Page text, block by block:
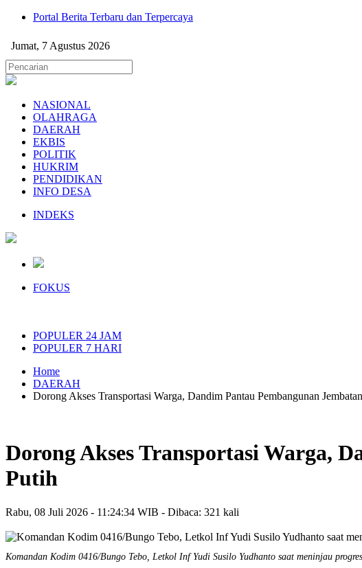
Portal Berita Terbaru dan Terpercaya
Jumat, 7 Agustus 2026
NASIONAL
OLAHRAGA
DAERAH
EKBIS
POLITIK
HUKRIM
PENDIDIKAN
INFO DESA
INDEKS
FOKUS
POPULER 24 JAM
POPULER 7 HARI
Home
DAERAH
Dorong Akses Transportasi Warga, Dandim Pantau Pembangunan
Dorong Akses Transportasi Warga,
Putih
Rabu, 08 Juli 2026 - 11:24:34 WIB - Dibaca: 321 kali
Komandan Kodim 0416/Bungo Tebo, Letkol Inf Yudi Susilo Yudhanto saat meninjau